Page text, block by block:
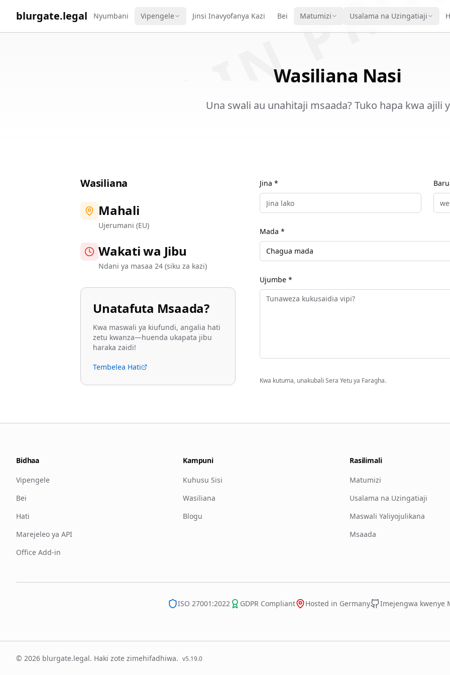
blurgate.legal Nyumbani Vipengele Jinsi Inavyofanya Kazi Bei Matumizi Usalama na Uzingatiaji
Wasiliana Nasi
Una swali au unahitaji msaada? Tuko hapa kwa ajili
Wasiliana
Mahali
Ujerumani (EU)
Wakati wa Jibu
Ndani ya masaa 24 (siku za kazi)
Unatafuta Msaada?
Kwa maswali ya kiufundi, angalia hati
zetu kwanza—huenda ukapata jibu
haraka zaidi!
Tembelea Hati
Jina *
Mada *
Chagua mada
Ujumbe *
Kwa kutuma, unakubali Sera Yetu ya Faragha.
Bidhaa
Vipengele
Bei
Hati
Marejeleo ya API
Office Add-in
Kampuni
Kuhusu Sisi
Wasiliana
Blogu
Rasilimali
Matumizi
Usalama na Uzingatiaji
Maswali Yaliyojulikana
Msaada
ISO 27001:2022 GDPR Compliant Hosted in Germany Imejengwa kwenye
© 2026 blurgate.legal. Haki zote zimehifadhiwa. v5.19.0